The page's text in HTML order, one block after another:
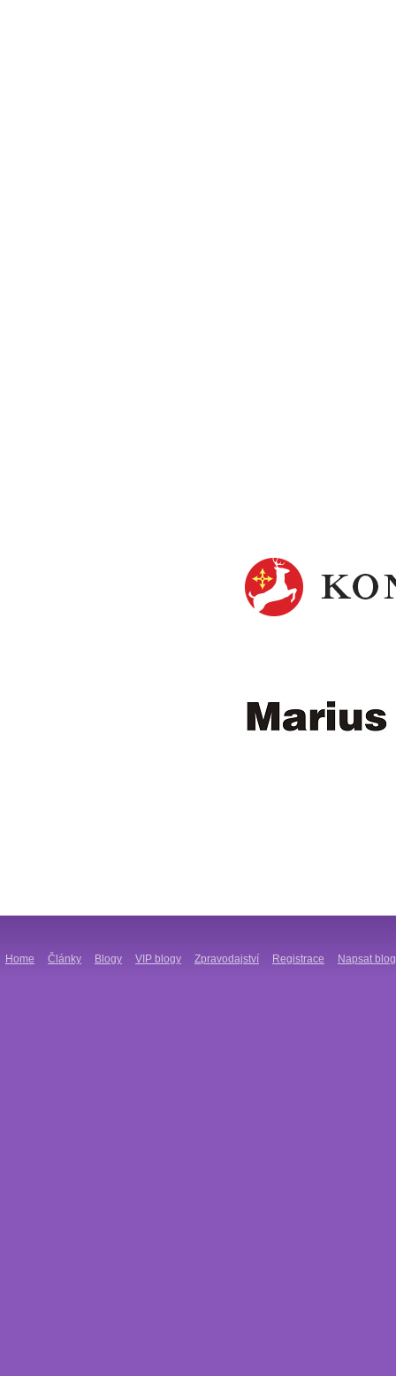
Home Články Blogy VIP blogy Zpravodajství Registrace Napsat blog